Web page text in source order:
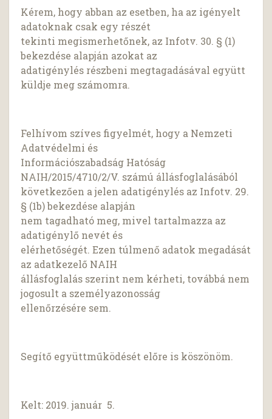
Kérem, hogy abban az esetben, ha az igényelt
adatoknak csak egy részét
tekinti megismerhetőnek, az Infotv. 30. § (1)
bekezdése alapján azokat az
adatigénylés részbeni megtagadásával együtt
küldje meg számomra.
Felhívom szíves figyelmét, hogy a Nemzeti
Adatvédelmi és
Információszabadság Hatóság
NAIH/2015/4710/2/V. számú állásfoglalásából
következően a jelen adatigénylés az Infotv. 29.
§ (1b) bekezdése alapján
nem tagadható meg, mivel tartalmazza az
adatigénylő nevét és
elérhetőségét. Ezen túlmenő adatok megadását
az adatkezelő NAIH
állásfoglalás szerint nem kérheti, továbbá nem
jogosult a személyazonosság
ellenőrzésére sem.
Segítő együttműködését előre is köszönöm.
Kelt: 2019. január 5.